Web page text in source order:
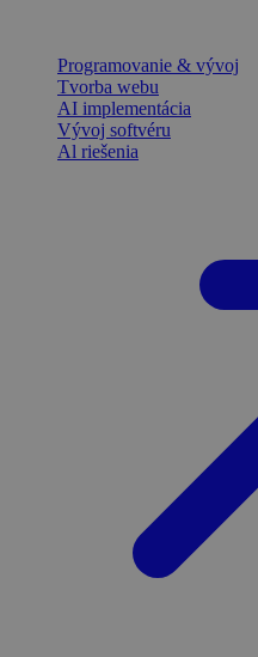
Programovanie & vývoj
Tvorba webu
AI implementácia
Vývoj softvéru
Al riešenia